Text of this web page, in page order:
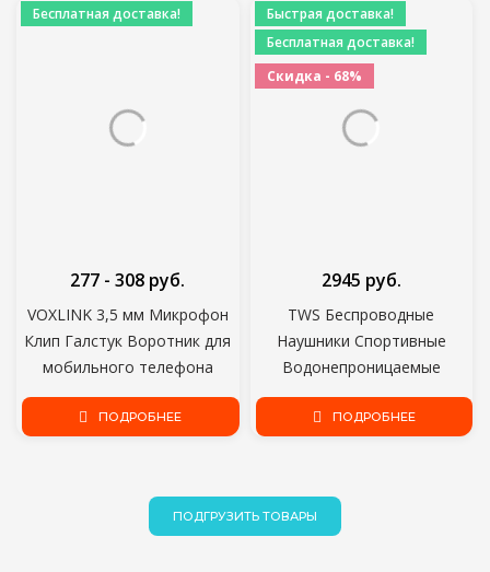
Бесплатная доставка!
VOXLINK 3,5 мм Микрофон
Клип Галстук Воротник для
мобильного телефона
Выступая в Лекции 1,5 м/3 м
Кронштейн Клип Вокальный
277 - 308 руб.
ПОДРОБНЕЕ
Быстрая доставка!
Бесплатная доставка!
Скидка - 68%
TWS Беспроводные
Наушники Спортивные
Водонепроницаемые
Наушники Bluetooth-
совместимые Наушники С
Гарнитуры
2945 руб.
ПОДРОБНЕЕ
ПОДГРУЗИТЬ ТОВАРЫ